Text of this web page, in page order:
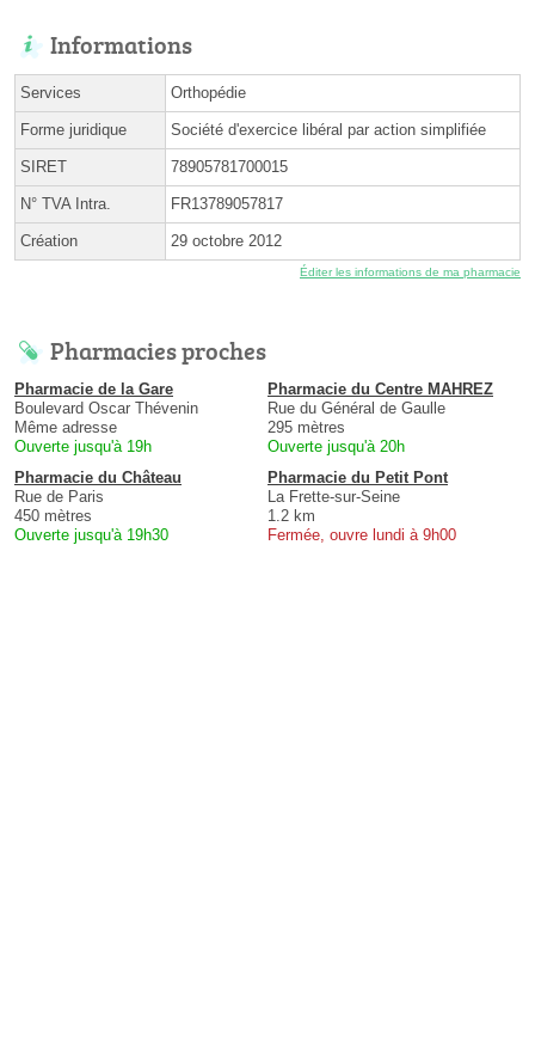
Informations
Services Orthopédie
Forme juridique Société d'exercice libéral par action simplifiée
SIRET 78905781700015
N° TVA Intra. FR13789057817
Création 29 octobre 2012
Éditer les informations de ma pharmacie
Pharmacies proches
Pharmacie de la Gare
Boulevard Oscar Thévenin
Même adresse
Ouverte jusqu'à 19h
Pharmacie du Centre MAHREZ
Rue du Général de Gaulle
295 mètres
Ouverte jusqu'à 20h
Pharmacie du Château
Rue de Paris
450 mètres
Ouverte jusqu'à 19h30
Pharmacie du Petit Pont
La Frette-sur-Seine
1.2 km
Fermée, ouvre lundi à 9h00